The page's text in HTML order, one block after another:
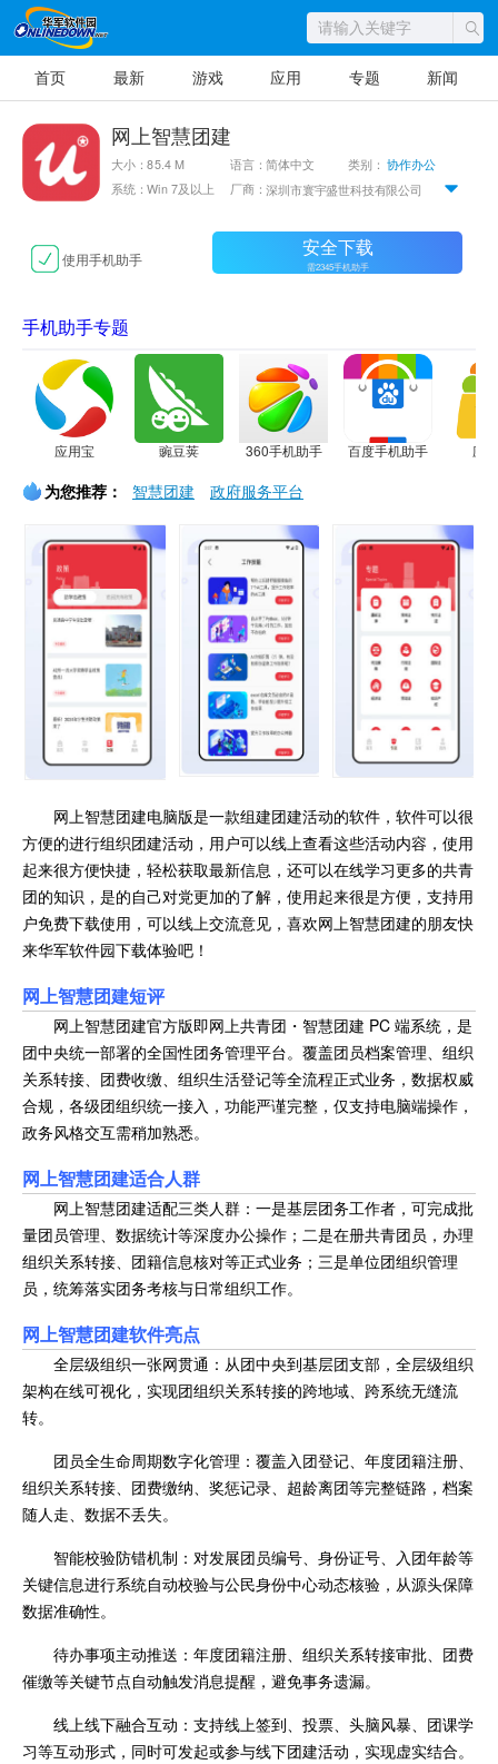
首页 最新 游戏 应用 专题 新闻
网上智慧团建
大小：85.4 M 语言：简体中文 类别：协作办公
系统：Win 7及以上
厂商：深圳市寰宇盛世科技有限公司
使用手机助手 安全下载
需2345手机助手
手机助手专题
应用宝 豌豆荚 360手机助手 百度手机助手 应
为您推荐： 智慧团建 政府服务平台
网上智慧团建电脑版是一款组建团建活动的软件，软件可以很
方便的进行组织团建活动，用户可以线上查看这些活动内容，使用
起来很方便快捷，轻松获取最新信息，还可以在线学习更多的共青
团的知识，是的自己对党更加的了解，使用起来很是方便，支持用
户免费下载使用，可以线上交流意见，喜欢网上智慧团建的朋友快
来华军软件园下载体验吧！
网上智慧团建短评
网上智慧团建官方版即网上共青团・智慧团建 PC 端系统，是
团中央统一部署的全国性团务管理平台。覆盖团员档案管理、组织
关系转接、团费收缴、组织生活登记等全流程正式业务，数据权威
合规，各级团组织统一接入，功能严谨完整，仅支持电脑端操作，
政务风格交互需稍加熟悉。
网上智慧团建适合人群
网上智慧团建适配三类人群：一是基层团务工作者，可完成批
量团员管理、数据统计等深度办公操作；二是在册共青团员，办理
组织关系转接、团籍信息核对等正式业务；三是单位团组织管理
员，统筹落实团务考核与日常组织工作。
网上智慧团建软件亮点
全层级组织一张网贯通：从团中央到基层团支部，全层级组织
架构在线可视化，实现团组织关系转接的跨地域、跨系统无缝流
转。
团员全生命周期数字化管理：覆盖入团登记、年度团籍注册、
组织关系转接、团费缴纳、奖惩记录、超龄离团等完整链路，档案
随人走、数据不丢失。
智能校验防错机制：对发展团员编号、身份证号、入团年龄等
关键信息进行系统自动校验与公民身份中心动态核验，从源头保障
数据准确性。
待办事项主动推送：年度团籍注册、组织关系转接审批、团费
催缴等关键节点自动触发消息提醒，避免事务遗漏。
线上线下融合互动：支持线上签到、投票、头脑风暴、团课学
习等互动形式，同时可发起或参与线下团建活动，实现虚实结合。